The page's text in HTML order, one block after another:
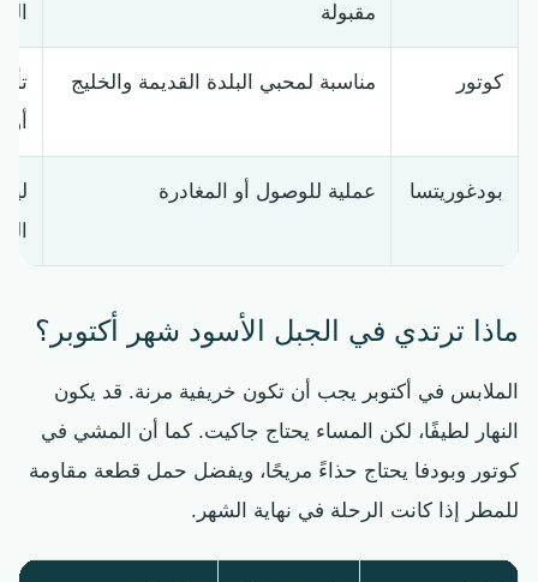
مقبولة
كوتور مناسبة لمحبي البلدة القديمة والخليج
أو
بودغوريتسا عملية للوصول أو المغادرة
ماذا ترتدي في الجبل الأسود شهر أكتوبر؟
الملابس في أكتوبر يجب أن تكون خريفية مرنة. قد يكون
النهار لطيفًا، لكن المساء يحتاج جاكيت. كما أن المشي في
كوتور وبودفا يحتاج حذاءً مريحًا، ويفضل حمل قطعة مقاومة
للمطر إذا كانت الرحلة في نهاية الشهر.